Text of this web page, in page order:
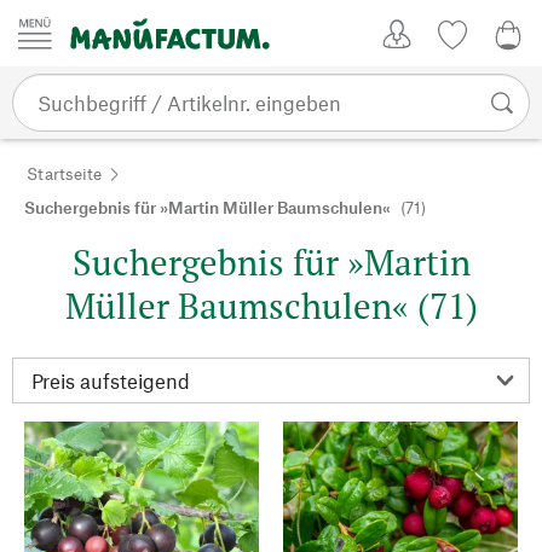
Zum Inhalt springen
Startseite
Suchergebnis für »Martin Müller Baumschulen« (71)
Suchergebnis für »Martin
Müller Baumschulen« (71)